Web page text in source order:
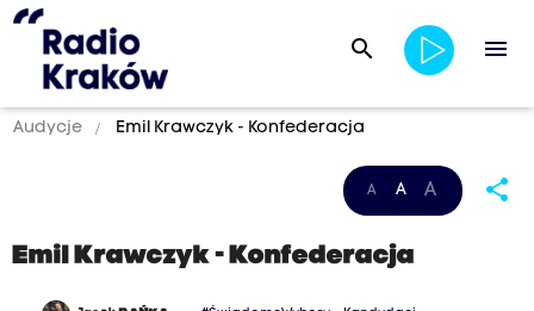
search menu
Audycje Emil Krawczyk - Konfederacja
A A A share
Emil Krawczyk - Konfederacja